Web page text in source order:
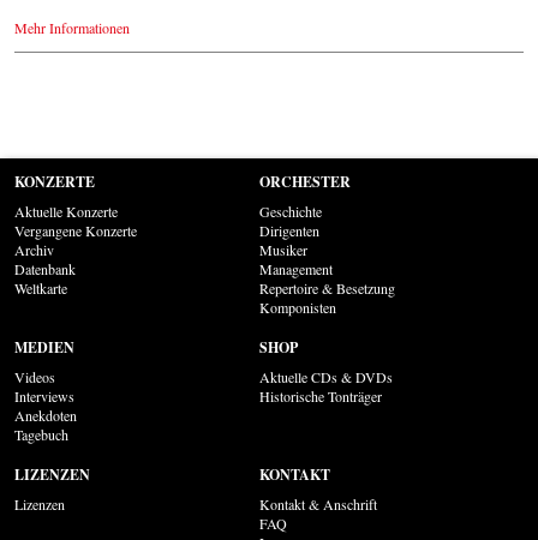
Mehr Informationen
KONZERTE
Aktuelle Konzerte
Vergangene Konzerte
Archiv
Datenbank
Weltkarte
ORCHESTER
Geschichte
Dirigenten
Musiker
Management
Repertoire & Besetzung
Komponisten
MEDIEN
Videos
Interviews
Anekdoten
Tagebuch
SHOP
Aktuelle CDs & DVDs
Historische Tonträger
LIZENZEN
Lizenzen
KONTAKT
Kontakt & Anschrift
FAQ